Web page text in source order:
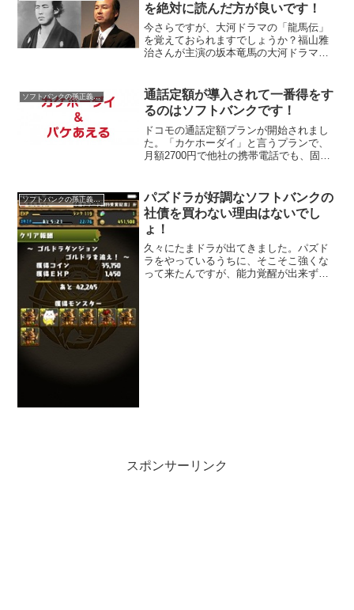
を絶対に読んだ方が良いです！
今さらですが、大河ドラマの「龍馬伝」
を覚えておられますでしょうか？福山雅
治さんが主演の坂本竜馬の大河ドラマで
本竜馬とも縁が深いんですよねー！！こ
の「龍馬伝」ですが、かな...
ソフトバンクの孫正義社長
通話定額が導入されて一番得をす
るのはソフトバンクです！
ドコモの通話定額プランが開始されまし
た。「カケホーダイ」と言うプランで、
月額2700円で他社の携帯電話でも、固定
て、通話定額を発表しましたが、ライバ
ルである、auと...
ソフトバンクの孫正義社長
パズドラが好調なソフトバンクの
社債を買わない理由はないでし
ょ！
久々にたまドラが出てきました。パズド
ラをやっているうちに、そこそこ強くな
って来たんですが、能力覚醒が出来ずに
スポンサーリンク